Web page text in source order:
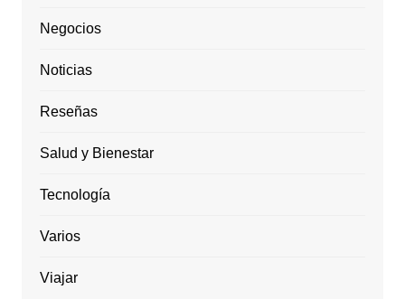
Negocios
Noticias
Reseñas
Salud y Bienestar
Tecnología
Varios
Viajar